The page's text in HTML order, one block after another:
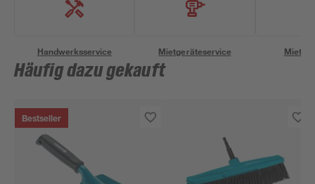
Handwerksservice Mietgeräteservice
Häufig dazu gekauft
Bestseller